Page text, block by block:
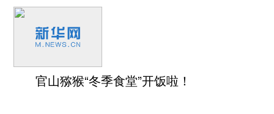
官山猕猴“冬季食堂”开饭啦！